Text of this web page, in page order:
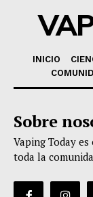
INICIO
Sobre
Vaping Today
toda la